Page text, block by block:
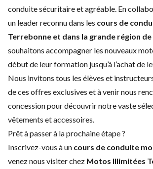
conduite sécuritaire et agréable. En
un leader reconnu dans les cours de
Terrebonne et dans la grande région
souhaitons accompagner les nouveaux
début de leur formation jusqu’à l’achat de
Nous invitons tous les élèves et
de ces offres exclusives et à venir nous
concession pour découvrir notre vaste
vêtements et accessoires.
Prêt à passer à la prochaine étape ?
Inscrivez-vous à un cours de conduite
venez nous visiter chez Motos Illimitées